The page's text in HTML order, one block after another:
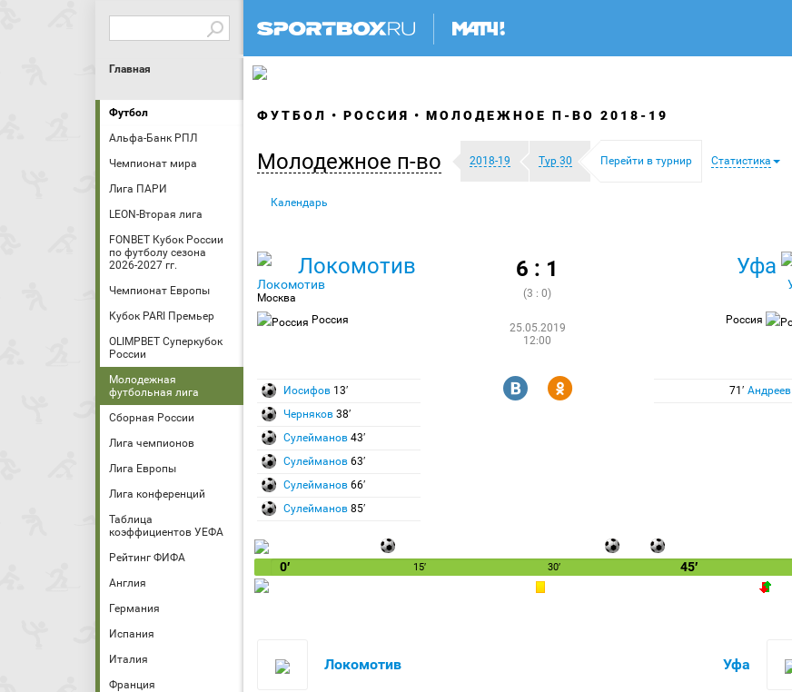
Главная
Футбол
Альфа-Банк РПЛ
Чемпионат мира
Лига ПАРИ
LEON-Вторая лига
FONBET Кубок России
по футболу сезона
2026-2027 гг.
Чемпионат Европы
Кубок PARI Премьер
OLIMPBET Суперкубок
России
Молодежная
футбольная лига
Сборная России
Лига чемпионов
Лига Европы
Лига конференций
Таблица
коэффициентов УЕФА
Рейтинг ФИФА
Англия
Германия
Испания
Италия
Франция
ФУТБОЛ РОССИЯ МОЛОДЕЖНОЕ П-ВО 2018-19
Молодежное п-во 2018-19 Тур 30 Перейти в турнир Статистика
Календарь
Локомотив
Москва
Россия
6 : 1
(3 : 0)
25.05.2019
12:00
Уфа
Россия
Иосифов 13′
Черняков 38′
Сулейманов 43′
Сулейманов 63′
Сулейманов 66′
Сулейманов 85′
R Y 71′Андреев
0′ 15′ 30′ 45′
Локомотив Уфа